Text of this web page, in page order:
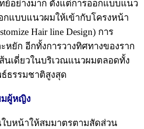
ย์อย่างมาก ตั้งแต่การออกแบบแนว
กแบบแนวผมให้เข้ากับโครงหน้า
Hair line Design) การ
ยัก อีกทั้งการวางทิศทางของราก
นเดี่ยวในบริเวณแนวผมตลอดทั้ง
ธรรมชาติสูงสุด
มผู้หญิง
บหน้าให้สมมาตรตามสัดส่วน